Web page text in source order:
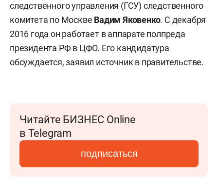
следственного управления (ГСУ) следственного
комитета по Москве Вадим Яковенко. С декабря
2016 года он работает в аппарате полпреда
президента РФ в ЦФО. Его кандидатура
обсуждается, заявил источник в правительстве.
Читайте БИЗНЕС Online
в Telegram
подписаться